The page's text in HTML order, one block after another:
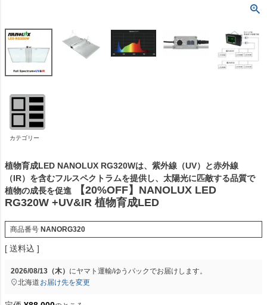
カテゴリー
植物育成LED NANOLUX RG320Wは、紫外線（UV）と赤外線
（IR）を含むフルスペクトラムを提供し、太陽光に匹敵する品質で
植物の成長を促進
【20%OFF】NANOLUX LED
RG320W +UV&IR 植物育成LED
商品番号 NANORG320
送料込
2026/08/13（木） にヤマト運輸/ゆうパックでお届けします。
北海道 お届け先を変更